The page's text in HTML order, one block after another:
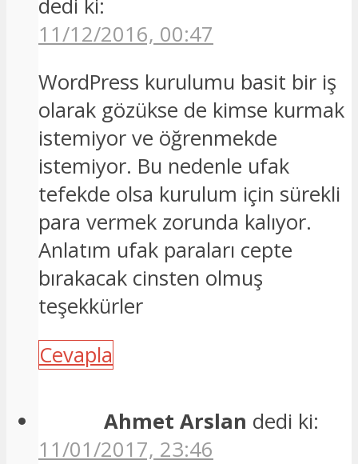
dedi ki:
11/12/2016, 00:47
WordPress kurulumu basit bir iş
olarak gözükse de kimse kurmak
istemiyor ve öğrenmekde
istemiyor. Bu nedenle ufak
tefekde olsa kurulum için sürekli
para vermek zorunda kalıyor.
Anlatım ufak paraları cepte
bırakacak cinsten olmuş
teşekkürler
Cevapla
Ahmet Arslan dedi ki:
11/01/2017, 23:46